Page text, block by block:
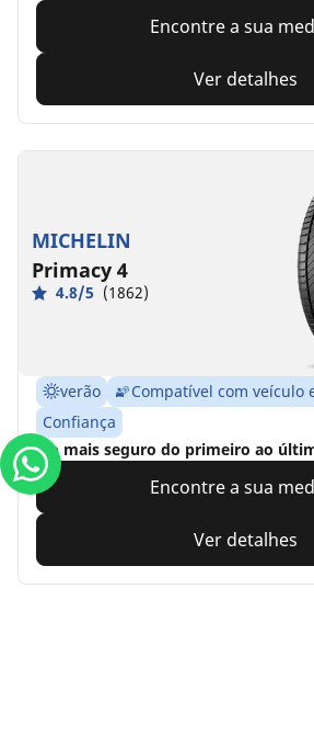
Encontre a sua
Ver detalhes
MICHELIN
Primacy 4
4.8/5 (1862)
verão
Compatível com veículo
Confiança
É o mais seguro do primeiro ao
Encontre a sua
Ver detalhes